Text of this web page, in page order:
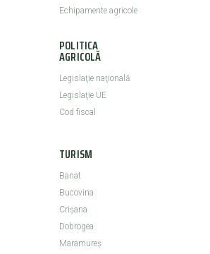
Echipamente agricole
POLITICA
AGRICOLĂ
Legislaţie naţională
Legislaţie UE
Cod fiscal
TURISM
Banat
Bucovina
Crişana
Dobrogea
Maramureş